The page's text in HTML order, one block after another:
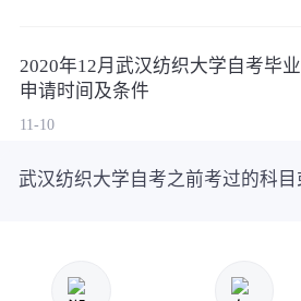
2020年12月武汉纺织大学自考毕业
申请时间及条件
11-10